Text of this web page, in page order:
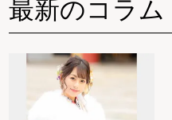
最新のコラム